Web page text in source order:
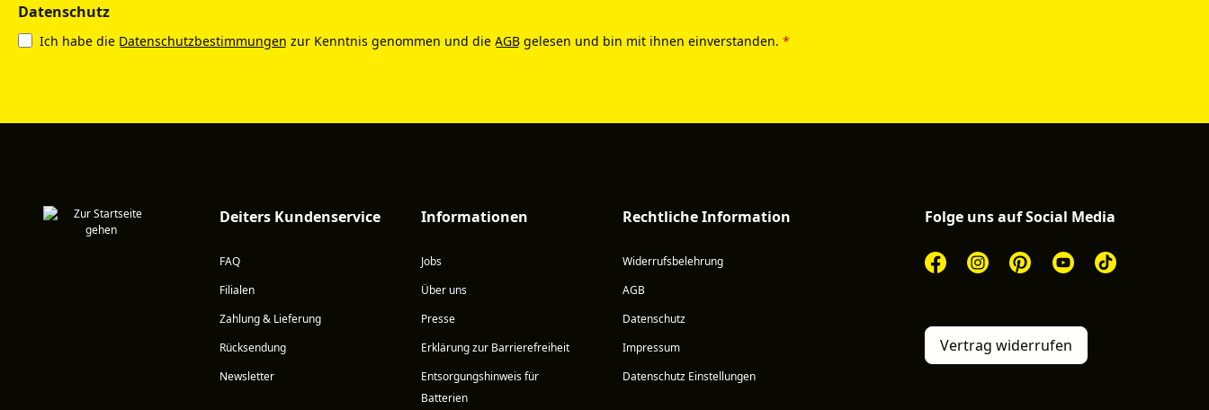
Datenschutz
Ich habe die Datenschutzbestimmungen zur Kenntnis genommen und die AGB gelesen und bin mit ihnen einverstanden. *
Deiters Kundenservice
FAQ
Filialen
Zahlung & Lieferung
Rücksendung
Newsletter
Informationen
Jobs
Über uns
Presse
Erklärung zur Barrierefreiheit
Entsorgungshinweis für
Batterien
Rechtliche Information
Widerrufsbelehrung
AGB
Datenschutz
Impressum
Datenschutz Einstellungen
Folge uns auf Social Media
Vertrag widerrufen